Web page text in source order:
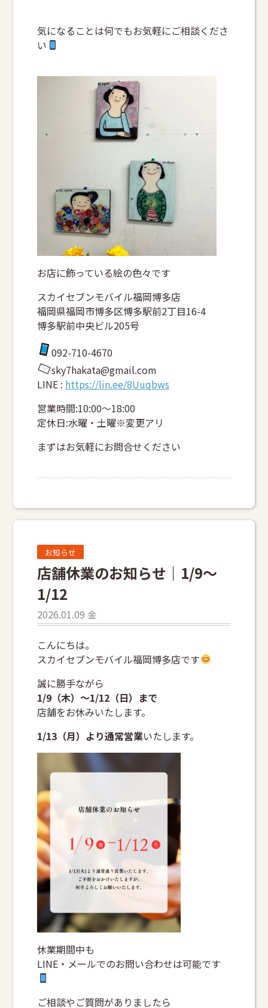
気になることは何でもお気軽にご相談くださ
い
お店に飾っている絵の色々です
スカイセブンモバイル福岡博多店
福岡県福岡市博多区博多駅前2丁目16-4
博多駅前中央ビル205号
092-710-4670
sky7hakata@gmail.com
LINE : https://lin.ee/8Uuqbws
営業時間:10:00～18:00
定休日:水曜・土曜※変更アリ
まずはお気軽にお問合せください
お知らせ
店舗休業のお知らせ｜1/9〜
1/12
2026.01.09 金
こんにちは。
スカイセブンモバイル福岡博多店です
誠に勝手ながら
1/9（木）〜1/12（日）まで
店舗をお休みいたします。
1/13（月）より通常営業いたします。
休業期間中も
LINE・メールでのお問い合わせは可能です
ご相談やご質問がありましたら